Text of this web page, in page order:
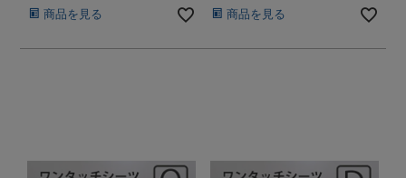
商品を見る 商品を見る